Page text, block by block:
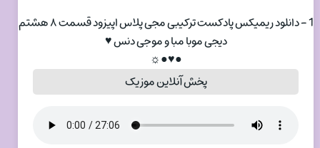
1 - دانلود ریمیکس پادکست ترکیبی مجی پلاس اپیزود قسمت ۸ هشتم
دیجی موبا مبا و موجی دنس ♥
●♥●☼
پخش آنلاین موزیک